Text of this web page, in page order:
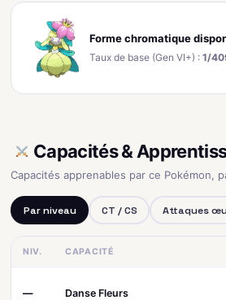
Forme chromatique
Taux de base (Gen VI+) : 1/
Capacités &
Capacités apprenables par ce Pokémon,
Par niveau CT / CS Attaques
NIV. CAPACITÉ
— Danse Fleurs